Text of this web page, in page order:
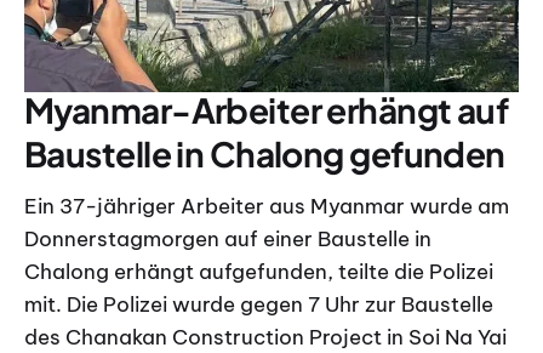
Myanmar-Arbeiter erhängt auf
Baustelle in Chalong gefunden
Ein 37-jähriger Arbeiter aus Myanmar wurde am
Donnerstagmorgen auf einer Baustelle in
Chalong erhängt aufgefunden, teilte die Polizei
mit. Die Polizei wurde gegen 7 Uhr zur Baustelle
des Chanakan Construction Project in Soi Na Yai